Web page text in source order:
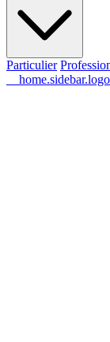
Particulier